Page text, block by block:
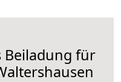
Beiladung für